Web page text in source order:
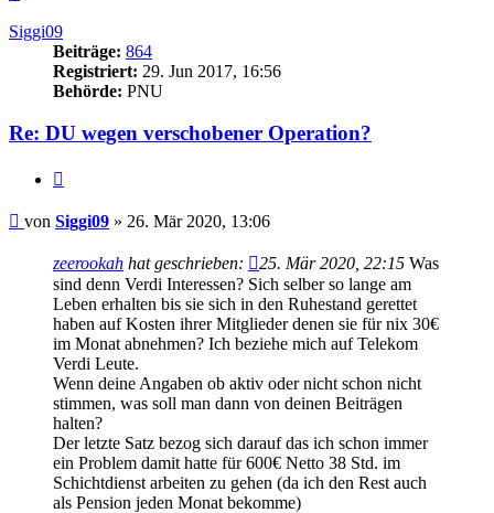
Siggi09
Beiträge: 864
Registriert: 29. Jun 2017, 16:56
Behörde: PNU
Re: DU wegen verschobener Operation?
Beitrag
von Siggi09 » 26. Mär 2020, 13:06
zeerookah hat geschrieben: 25. Mär 2020, 22:15 Was
sind denn Verdi Interessen? Sich selber so lange am
Leben erhalten bis sie sich in den Ruhestand gerettet
haben auf Kosten ihrer Mitglieder denen sie für nix 30€
im Monat abnehmen? Ich beziehe mich auf Telekom
Verdi Leute.
Wenn deine Angaben ob aktiv oder nicht schon nicht
stimmen, was soll man dann von deinen Beiträgen
halten?
Der letzte Satz bezog sich darauf das ich schon immer
ein Problem damit hatte für 600€ Netto 38 Std. im
Schichtdienst arbeiten zu gehen (da ich den Rest auch
als Pension jeden Monat bekomme)